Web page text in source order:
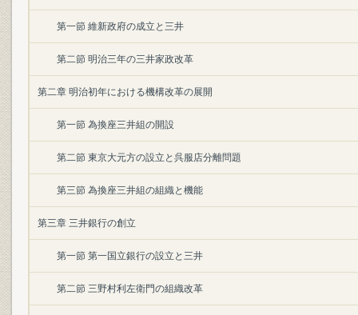
第一節 維新政府の成立と三井
第二節 明治三年の三井家政改革
第二章 明治初年における機構改革の展開
第一節 為換座三井組の開設
第二節 東京大元方の設立と呉服店分離問題
第三節 為換座三井組の組織と機能
第三章 三井銀行の創立
第一節 第一国立銀行の設立と三井
第二節 三野村利左衛門の組織改革